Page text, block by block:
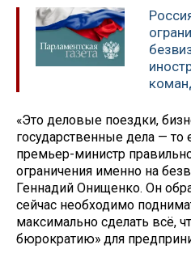
«Это деловые поездки,
государственные дела — то
премьер-министр
ограничения именно на
Геннадий Онищенко. Он
сейчас необходимо
максимально сделать всё,
бюрократию» для